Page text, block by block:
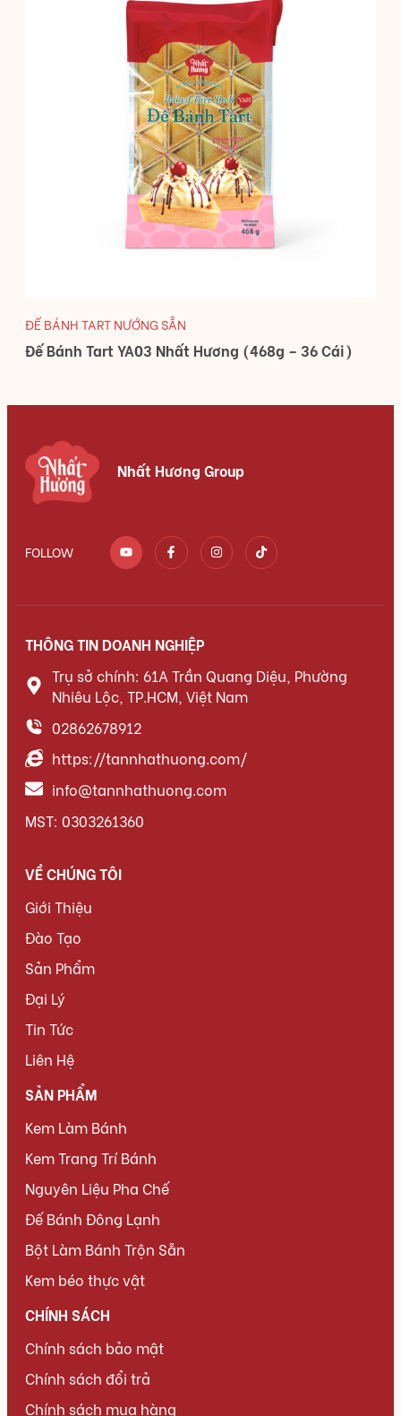
ĐẾ BÁNH TART NƯỚNG SẴN
Đế Bánh Tart YA03 Nhất Hương (468g – 36 Cái)
Nhất Hương Group
FOLLOW
THÔNG TIN DOANH NGHIỆP
Trụ sở chính: 61A Trần Quang Diệu, Phường
Nhiêu Lộc, TP.HCM, Việt Nam
02862678912
https://tannhathuong.com/
info@tannhathuong.com
MST: 0303261360
VỀ CHÚNG TÔI
Giới Thiệu
Đào Tạo
Sản Phẩm
Đại Lý
Tin Tức
Liên Hệ
SẢN PHẨM
Kem Làm Bánh
Kem Trang Trí Bánh
Nguyên Liệu Pha Chế
Đế Bánh Đông Lạnh
Bột Làm Bánh Trộn Sẵn
Kem béo thực vật
CHÍNH SÁCH
Chính sách bảo mật
Chính sách đổi trả
Chính sách mua hàng